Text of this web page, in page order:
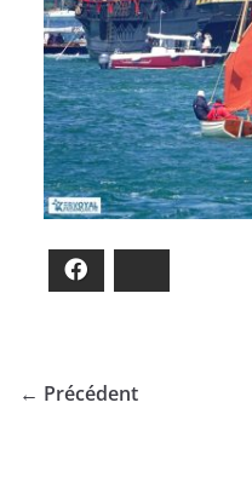
← Précédent